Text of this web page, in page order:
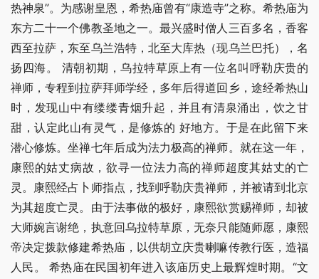
热神泉”。为感谢皇恩，希热庙曾有“康造寺”之称。希热庙为
东方二十一个佛教圣地之一。最兴盛时僧人三百多名，香客
西至拉萨，东至乌兰浩特，北至大库热（现乌兰巴托），名
扬四海。 清朝初期，乌拉特草原上有一位名叫呼勒庆贵的
禅师，专程到拉萨拜师学经，多年后得道回乡，途经希热山
时，发现山中有缕缕青烟升起，并且有清泉涌出，饮之甘
甜，认定此山有灵气，是修炼的 好地方。于是在此留下来
潜心修炼。坐禅七年后成为法力极高的禅师。就在这一年，
康熙的姑丈病故，欲寻一位法力高的禅师超度其姑丈的亡
灵。康熙经占卜师指点，找到呼勒庆贵禅师，并被请到北京
为其超度亡灵。由于法事做的极好，康熙欲赏赐禅师，却被
大师婉言谢绝，执意回乌拉特草原，无奈只能随师愿，康熙
帝决定拨款修建希热庙，以供胡立庆贵喇嘛传教行医，造福
人民。 希热庙在民国初年进入该庙历史上最辉煌时期。“文